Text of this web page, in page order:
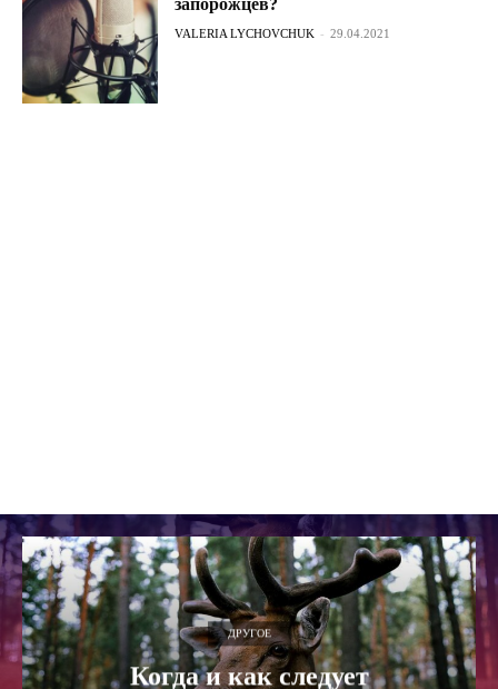
запорожцев?
VALERIA LYCHOVCHUK - 29.04.2021